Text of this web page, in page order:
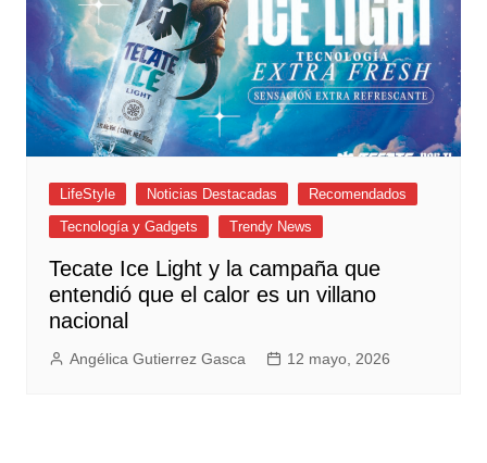
LifeStyle Noticias Destacadas
Recomendados
Tecnología y Gadgets
Trendy News
Tecate Ice Light y la campaña que
entendió que el calor es un villano
nacional
Angélica Gutierrez Gasca 12 mayo, 2026